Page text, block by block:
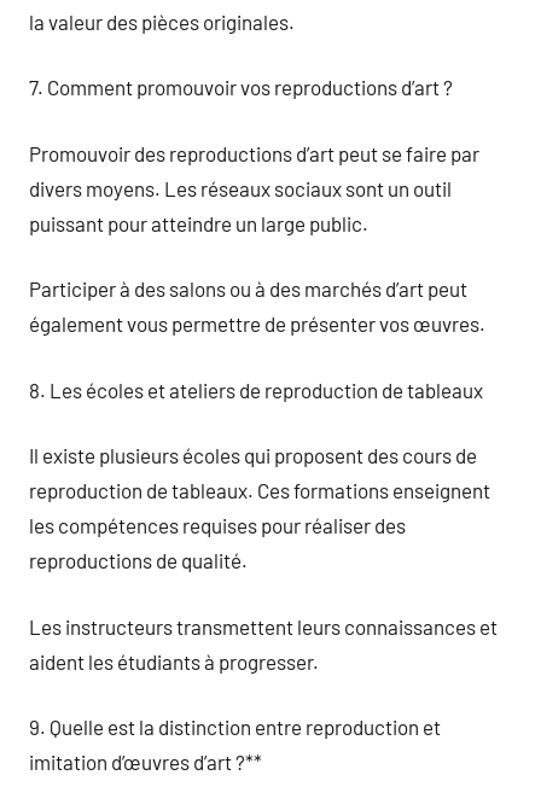
la valeur des pièces originales.
7. Comment promouvoir vos reproductions d’art ?
Promouvoir des reproductions d’art peut se faire par
divers moyens. Les réseaux sociaux sont un outil
puissant pour atteindre un large public.
Participer à des salons ou à des marchés d’art peut
également vous permettre de présenter vos œuvres.
8. Les écoles et ateliers de reproduction de tableaux
Il existe plusieurs écoles qui proposent des cours de
reproduction de tableaux. Ces formations enseignent
les compétences requises pour réaliser des
reproductions de qualité.
Les instructeurs transmettent leurs connaissances et
aident les étudiants à progresser.
9. Quelle est la distinction entre reproduction et
imitation d’œuvres d’art ?**